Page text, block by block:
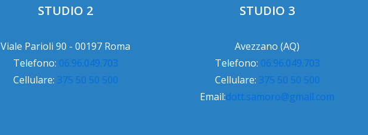
STUDIO 2
Viale Parioli 90 - 00197 Roma
Telefono: 06.96.049.703
Cellulare: 375 50 50 500
STUDIO 3
Avezzano (AQ)
Telefono: 06.96.049.703
Cellulare: 375 50 50 500
Email:dott.samoro@gmail.com